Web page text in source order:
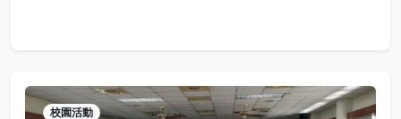
校園活動